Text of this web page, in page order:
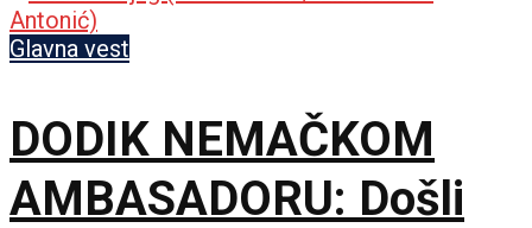
Glavna vest
DODIK NEMAČKOM
AMBASADORU: Došli